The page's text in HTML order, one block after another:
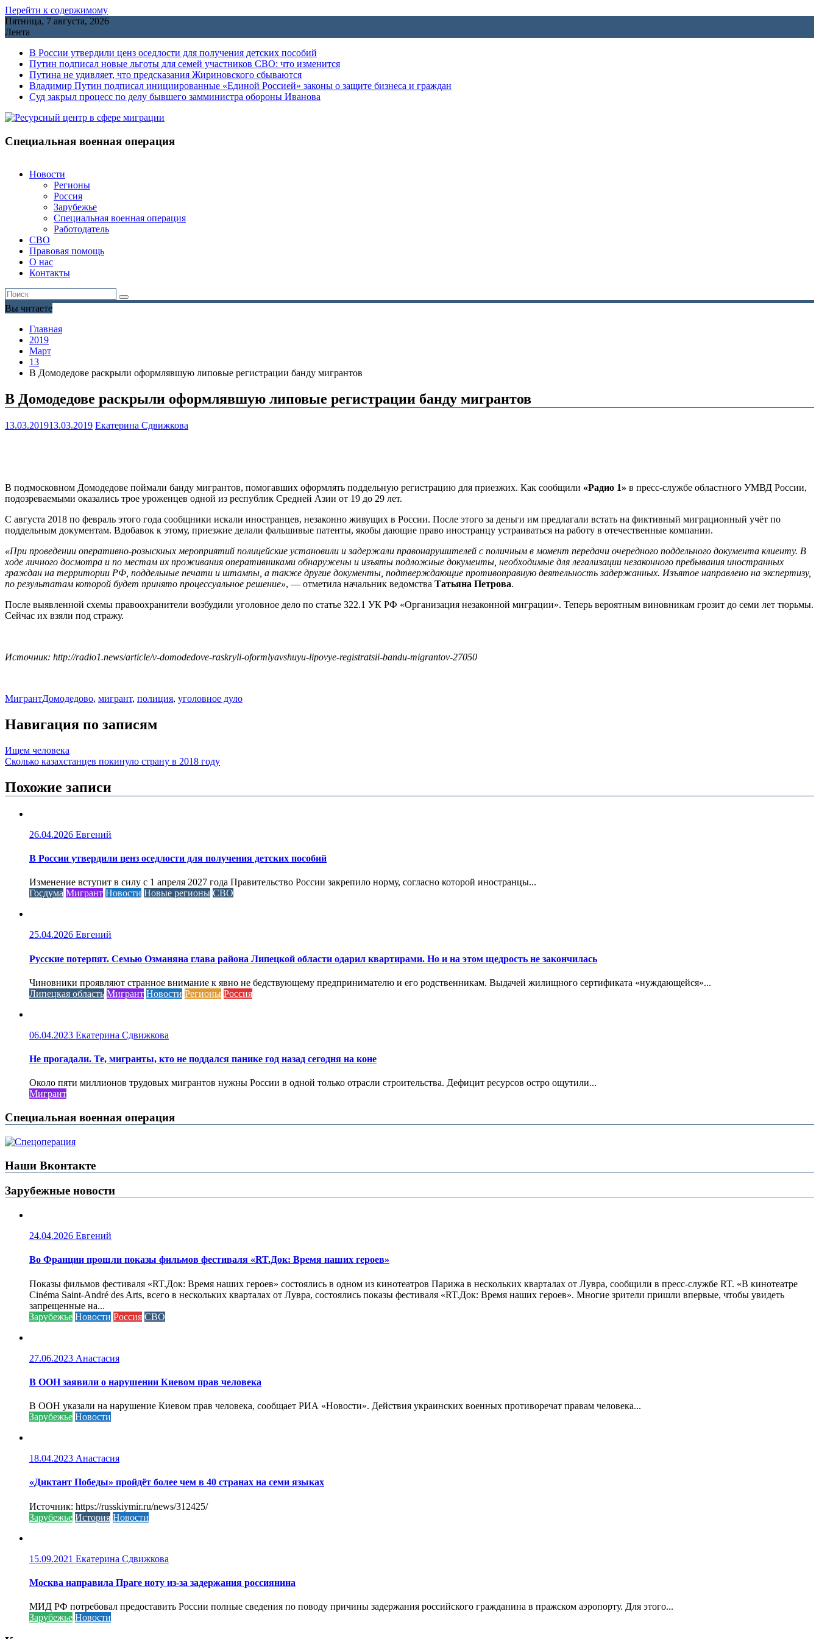
Перейти к содержимому
Пятница, 7 августа, 2026
Лента
В России утвердили ценз оседлости для получения детских пособий
Путин подписал новые льготы для семей участников СВО: что изменится
Путина не удивляет, что предсказания Жириновского сбываются
Владимир Путин подписал инициированные «Единой Россией» законы о защите бизнеса и граждан
Cуд закрыл процесс по делу бывшего замминистра обороны Иванова
Специальная военная операция
Новости
Регионы
Россия
Зарубежье
Специальная военная операция
Работодатель
СВО
Правовая помощь
О нас
Контакты
Вы читаете
Главная
2019
Март
13
В Домодедове раскрыли оформлявшую липовые регистрации банду мигрантов
В Домодедове раскрыли оформлявшую липовые регистрации банду мигрантов
13.03.201913.03.2019 Екатерина Сдвижкова
В подмосковном Домодедове поймали банду мигрантов, помогавших оформлять поддельную регистрацию для приезжих. Как сообщили «Радио 1» в пресс-службе областного УМВД России,
подозреваемыми оказались трое уроженцев одной из республик Средней Азии от 19 до 29 лет.
С августа 2018 по февраль этого года сообщники искали иностранцев, незаконно живущих в России. После этого за деньги им предлагали встать на фиктивный миграционный учёт по
поддельным документам. Вдобавок к этому, приезжие делали фальшивые патенты, якобы дающие право иностранцу устраиваться на работу в отечественные компании.
«При проведении оперативно-розыскных мероприятий полицейские установили и задержали правонарушителей с поличным в момент передачи очередного поддельного документа клиенту. В
ходе личного досмотра и по местам их проживания оперативниками обнаружены и изъяты подложные документы, необходимые для легализации незаконного пребывания иностранных
граждан на территории РФ, поддельные печати и штампы, а также другие документы, подтверждающие противоправную деятельность задержанных. Изъятое направлено на экспертизу,
по результатам которой будет принято процессуальное решение», — отметила начальник ведомства Татьяна Петрова.
После выявленной схемы правоохранители возбудили уголовное дело по статье 322.1 УК РФ «Организация незаконной миграции». Теперь вероятным виновникам грозит до семи лет тюрьмы.
Сейчас их взяли под стражу.
Источник: http://radio1.news/article/v-domodedove-raskryli-oformlyavshuyu-lipovye-registratsii-bandu-migrantov-27050
МигрантДомодедово, мигрант, полиция, уголовное дуло
Навигация по записям
Ищем человека
Сколько казахстанцев покинуло страну в 2018 году
Похожие записи
26.04.2026 Евгений
В России утвердили ценз оседлости для получения детских пособий
Изменение вступит в силу с 1 апреля 2027 года Правительство России закрепило норму, согласно которой иностранцы...
Госдума Мигрант Новости Новые регионы СВО
25.04.2026 Евгений
Русские потерпят. Семью Озманяна глава района Липецкой области одарил квартирами. Но и на этом щедрость не закончилась
Чиновники проявляют странное внимание к явно не бедствующему предпринимателю и его родственникам. Выдачей жилищного сертификата «нуждающейся»...
Липецкая область Мигрант Новости Регионы Россия
06.04.2023 Екатерина Сдвижкова
Не прогадали. Те, мигранты, кто не поддался панике год назад сегодня на коне
Около пяти миллионов трудовых мигрантов нужны России в одной только отрасли строительства. Дефицит ресурсов остро ощутили...
Мигрант
Специальная военная операция
Наши Вконтакте
Зарубежные новости
24.04.2026 Евгений
Во Франции прошли показы фильмов фестиваля «RT.Док: Время наших героев»
Показы фильмов фестиваля «RT.Док: Время наших героев» состоялись в одном из кинотеатров Парижа в нескольких кварталах от Лувра, сообщили в пресс-службе RT. «В кинотеатре
Cinéma Saint-André des Arts, всего в нескольких кварталах от Лувра, состоялись показы фестиваля «RT.Док: Время наших героев». Многие зрители пришли впервые, чтобы увидеть
запрещенные на...
Зарубежье Новости Россия СВО
27.06.2023 Анастасия
В ООН заявили о нарушении Киевом прав человека
В ООН указали на нарушение Киевом прав человека, сообщает РИА «Новости». Действия украинских военных противоречат правам человека...
Зарубежье Новости
18.04.2023 Анастасия
«Диктант Победы» пройдёт более чем в 40 странах на семи языках
Источник: https://russkiymir.ru/news/312425/
Зарубежье История Новости
15.09.2021 Екатерина Сдвижкова
Москва направила Праге ноту из-за задержания россиянина
МИД РФ потребовал предоставить России полные сведения по поводу причины задержания российского гражданина в пражском аэропорту. Для этого...
Зарубежье Новости